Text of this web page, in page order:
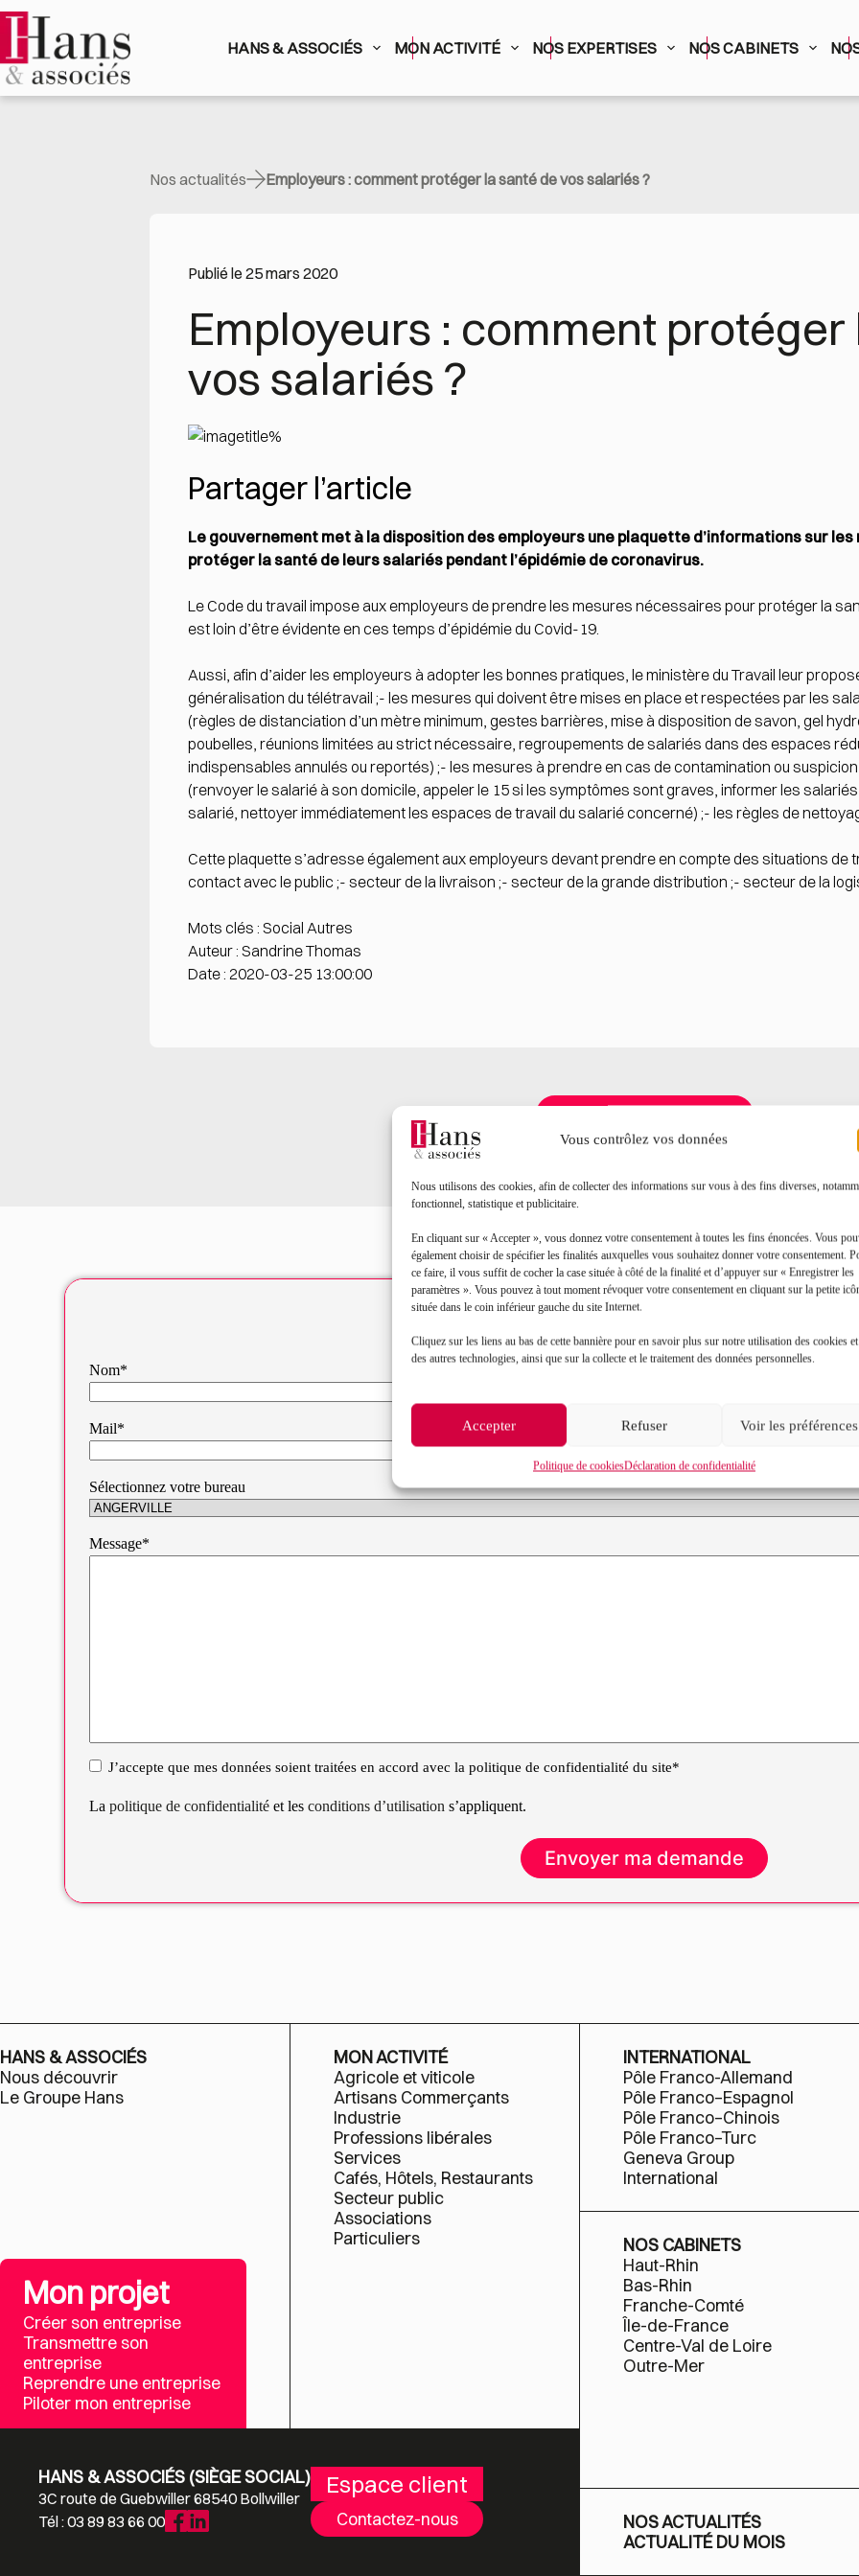
Vous contrôlez vos données
Nous utilisons des cookies, afin de collecter des informations sur vous à des fins diverses,
fonctionnel, statistique et publicitaire.
En cliquant sur « Accepter », vous donnez votre consentement à toutes les fins énoncées. Vous
également choisir de spécifier les finalités auxquelles vous souhaitez donner votre consentement.
ce faire, il vous suffit de cocher la case située à côté de la finalité et d’appuyer sur « Enregistrer les
paramètres ». Vous pouvez à tout moment révoquer votre consentement en cliquant sur la petite
située dans le coin inférieur gauche du site Internet.
Cliquez sur les liens au bas de cette bannière pour en savoir plus sur notre utilisation des cookies et
des autres technologies, ainsi que sur la collecte et le traitement des données personnelles.
Accepter Refuser Voir les préférences
Politique de cookiesDéclaration de confidentialité
contenu
HANS & ASSOCIÉS MON ACTIVITÉ NOS EXPERTISES NOS CABINETS
Nos actualités Employeurs : comment protéger la santé de vos salariés ?
Publié le 25 mars 2020
Employeurs : comment
vos salariés ?
Partager l’article
Le gouvernement met à la disposition des employeurs une plaquette d’informations sur
protéger la santé de leurs salariés pendant l’épidémie de coronavirus.
Le Code du travail impose aux employeurs de prendre les mesures nécessaires pour protéger la
est loin d’être évidente en ces temps d’épidémie du Covid-19.
Aussi, afin d’aider les employeurs à adopter les bonnes pratiques, le ministère du Travail leur
généralisation du télétravail ;- les mesures qui doivent être mises en place et respectées par les
(règles de distanciation d’un mètre minimum, gestes barrières, mise à disposition de savon, gel
poubelles, réunions limitées au strict nécessaire, regroupements de salariés dans des espaces
indispensables annulés ou reportés) ;- les mesures à prendre en cas de contamination ou
(renvoyer le salarié à son domicile, appeler le 15 si les symptômes sont graves, informer les
salarié, nettoyer immédiatement les espaces de travail du salarié concerné) ;- les règles de
Cette plaquette s’adresse également aux employeurs devant prendre en compte des situations de
contact avec le public ;- secteur de la livraison ;- secteur de la grande distribution ;- secteur de la
Mots clés : Social Autres
Auteur : Sandrine Thomas
Date : 2020-03-25 13:00:00
Contact
Nom*
Mail* Objet de votre demande*
Sélectionnez votre bureau
Message*
RGPDJ’accepte que mes données soient traitées en accord avec la politique de confidentialité du site*
Lapolitique de confidentialité et lesconditions d’utilisations’appliquent.
HANS & ASSOCIÉS
Nous découvrir
Le Groupe Hans
Mon projet
Créer son entreprise
Transmettre son
entreprise
Reprendre une entreprise
Piloter mon entreprise
MON ACTIVITÉ
Agricole et viticole
Artisans Commerçants
Industrie
Professions libérales
Services
Cafés, Hôtels, Restaurants
Secteur public
Associations
Particuliers
HANS & ASSOCIÉS (SIÈGE SOCIAL)
3C route de Guebwiller 68540 Bollwiller
Tél : 03 89 83 66 00
Espace client
Contactez-nous
INTERNATIONAL
Pôle Franco-Allemand
Pôle Franco–Espagnol
Pôle Franco–Chinois
Pôle Franco–Turc
Geneva Group
International
NOS CABINETS
Haut-Rhin
Bas-Rhin
Franche-Comté
Île-de-France
Centre-Val de Loire
Outre-Mer
NOS ACTUALITÉS
ACTUALITÉ DU MOIS